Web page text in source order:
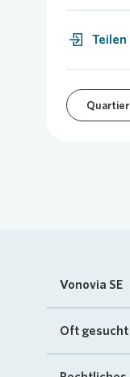
Teilen
Quartier
Vonovia SE
Startseite
Oft gesucht
FAQ